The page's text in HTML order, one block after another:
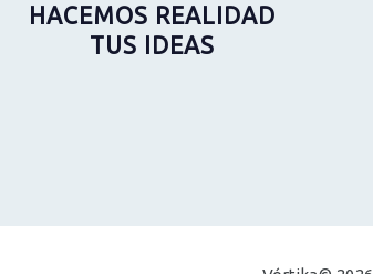
HACEMOS REALIDAD
TUS IDEAS